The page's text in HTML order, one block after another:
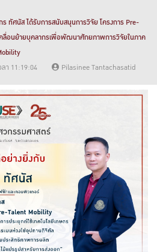
ทัศนัส ได้รับการสนับสนุนการวิจัย โครงการ Pre-
ลื่อนย้ายบุคลากรเพื่อพัฒนาศักยภาพการวิจัยในภาค
า 11:19:04
Pilasinee Tantachasatid